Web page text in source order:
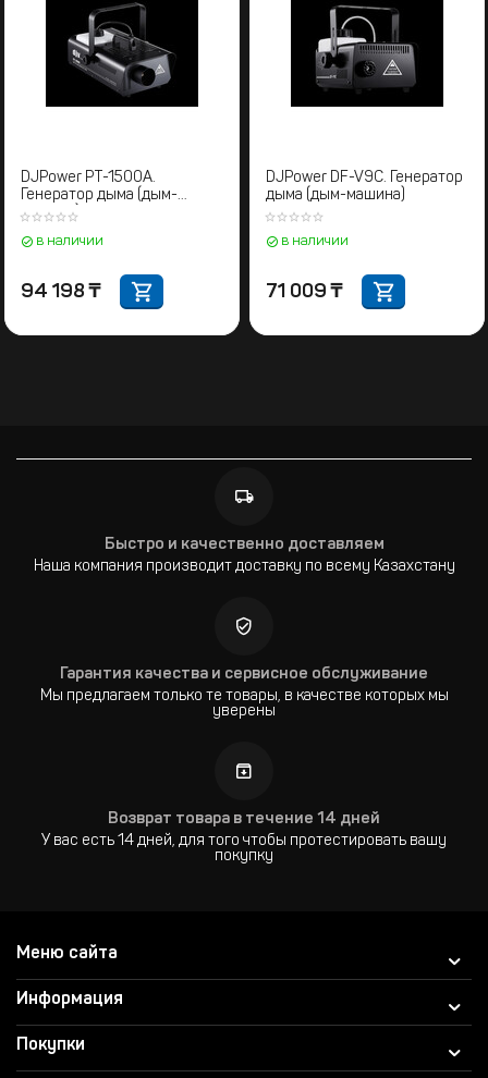
DJPower PT-1500A.
Генератор дыма (дым-
машина)
в наличии
94 198₸
DJPower DF-V9C. Генератор
дыма (дым-машина)
в наличии
71 009₸
Быстро и качественно доставляем
Наша компания производит доставку по всему Казахстану
Гарантия качества и сервисное обслуживание
Мы предлагаем только те товары, в качестве которых мы
уверены
Возврат товара в течение 14 дней
У вас есть 14 дней, для того чтобы протестировать вашу
покупку
Меню сайта
Информация
Покупки